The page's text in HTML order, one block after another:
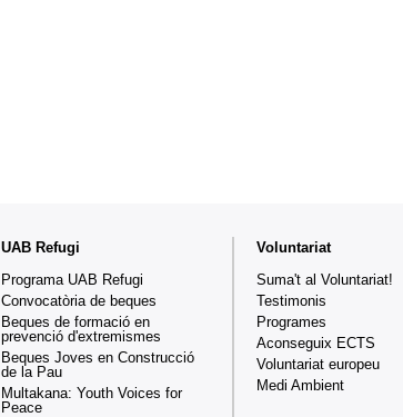
UAB Refugi
Programa UAB Refugi
Convocatòria de beques
Beques de formació en
prevenció d'extremismes
Beques Joves en Construcció
de la Pau
Multakana: Youth Voices for
Peace
Voluntariat
Suma't al Voluntariat!
Testimonis
Programes
Aconseguix ECTS
Voluntariat europeu
Medi Ambient